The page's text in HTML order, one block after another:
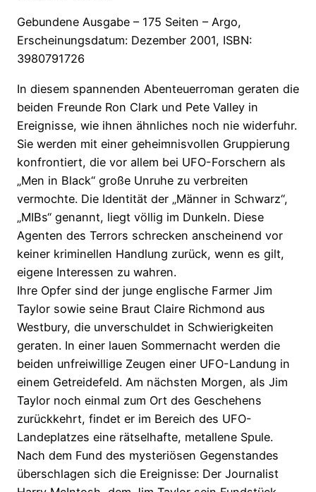
Gebundene Ausgabe – 175 Seiten – Argo,
Erscheinungsdatum: Dezember 2001, ISBN:
3980791726
In diesem spannenden Abenteuer­roman geraten die
beiden Freunde Ron Clark und Pete Valley in
Ereignisse, wie ihnen ähnliches noch nie widerfuhr.
Sie werden mit einer geheimnisvollen Gruppierung
konfrontiert, die vor allem bei UFO-Forschern als
„Men in Black“ große Unruhe zu verbreiten
vermochte. Die Identität der „Männer in Schwarz“,
„MIBs“ genannt, liegt völlig im Dunkeln. Diese
Agenten des Terrors schrecken anscheinend vor
keiner kriminellen Handlung zurück, wenn es gilt,
eigene Interessen zu wahren.
Ihre Opfer sind der junge englische Farmer Jim
Taylor sowie seine Braut Claire Richmond aus
Westbury, die unverschuldet in Schwierigkeiten
geraten. In einer lauen Sommernacht werden die
beiden unfreiwillige Zeugen einer UFO-Landung in
einem Getreidefeld. Am nächsten Morgen, als Jim
Taylor noch einmal zum Ort des Geschehens
zurückkehrt, findet er im Bereich des UFO-
Landeplatzes eine rätselhafte, metallene Spule.
Nach dem Fund des mysteriösen Gegenstandes
überschlagen sich die Ereignisse: Der Journalist